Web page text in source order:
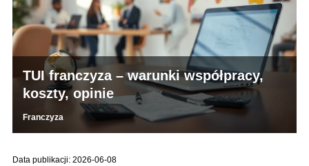
TUI franczyza – warunki współpracy,
koszty, opinie
Franczyza
Data publikacji: 2026-06-08